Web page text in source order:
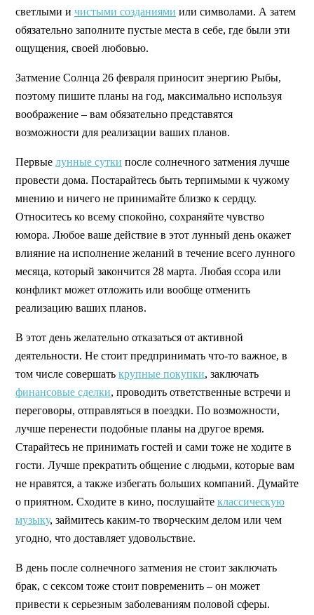
светлыми и чистыми созданиями или символами. А затем
обязательно заполните пустые места в себе, где были эти
ощущения, своей любовью.
Затмение Солнца 26 февраля приносит энергию Рыбы,
поэтому пишите планы на год, максимально используя
воображение – вам обязательно представятся
возможности для реализации ваших планов.
Первые лунные сутки после солнечного затмения лучше
провести дома. Постарайтесь быть терпимыми к чужому
мнению и ничего не принимайте близко к сердцу.
Относитесь ко всему спокойно, сохраняйте чувство
юмора. Любое ваше действие в этот лунный день окажет
влияние на исполнение желаний в течение всего лунного
месяца, который закончится 28 марта. Любая ссора или
конфликт может отложить или вообще отменить
реализацию ваших планов.
В этот день желательно отказаться от активной
деятельности. Не стоит предпринимать что-то важное, в
том числе совершать крупные покупки, заключать
финансовые сделки, проводить ответственные встречи и
переговоры, отправляться в поездки. По возможности,
лучше перенести подобные планы на другое время.
Старайтесь не принимать гостей и сами тоже не ходите в
гости. Лучше прекратить общение с людьми, которые вам
не нравятся, а также избегать больших компаний. Думайте
о приятном. Сходите в кино, послушайте классическую
музыку, займитесь каким-то творческим делом или чем
угодно, что доставляет удовольствие.
В день после солнечного затмения не стоит заключать
брак, с сексом тоже стоит повременить – он может
привести к серьезным заболеваниям половой сферы.